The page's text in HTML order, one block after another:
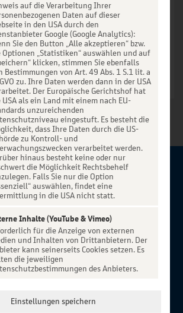
Entertain
der BBBank. Auf unserem einzigartigen
für atemberaubende Konzerte,
die Fußball-Bundesliga sowie die
und die Europa League.
mit
auf die Verarbeitung Ihrer
Daten auf dieser
in den USA durch den
Google (Google Analytics):
Sie den Button „Alle akzeptieren“ bzw.
Optionen „Statistiken“ auswählen und auf
klicken, stimmen Sie ebenfalls
Bestimmungen von Art. 49 Abs. 1 S.1 lit. a
zu. Ihre Daten werden dann in der USA
Der Europäische Gerichtshof hat
USA als ein Land mit einem nach EU-
unzureichenden
eingestuft. Es besteht die
dass Ihre Daten durch die US-
zu Kontroll- und
verarbeitet werden.
hinaus besteht keine oder nur
die Möglichkeit Rechtsbehelf
Falls Sie nur die Option
auswählen, findet eine
in die USA nicht statt.
Inhalte (YouTube & Vimeo)
für die Anzeige von externen
und Inhalten von Drittanbietern. Der
kann seinerseits Cookies setzen. Es
die jeweiligen
des Anbieters.
Einstellungen speichern